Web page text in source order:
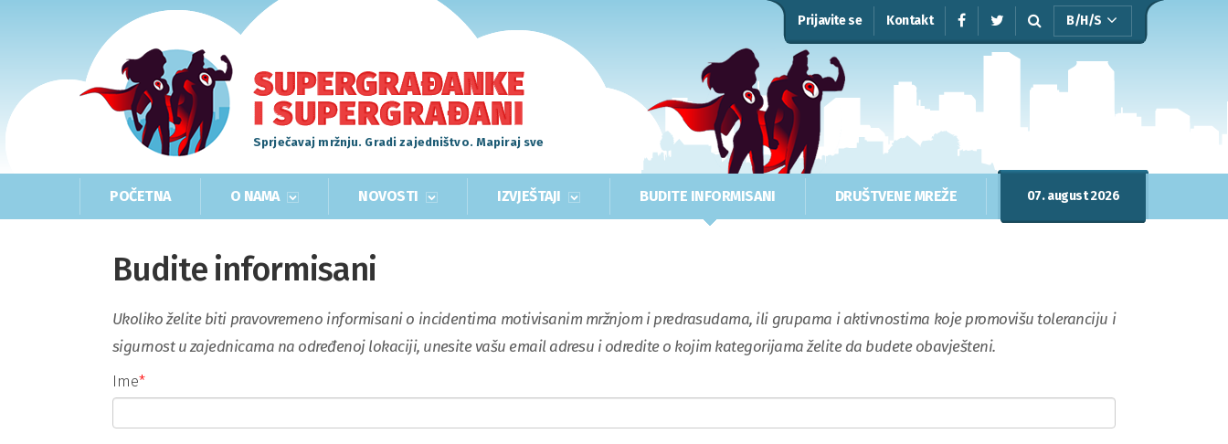
Prijavite se Kontakt B/H/S
Sprječavaj mržnju. Gradi zajedništvo. Mapiraj sve
POČETNA O NAMA NOVOSTI IZVJEŠTAJI BUDITE INFORMISANI DRUŠTVENE MREŽE 07. august 2026
Budite informisani
Ukoliko želite biti pravovremeno informisani o incidentima motivisanim mržnjom i predrasudama, ili grupama i aktivnostima koje promovišu toleranciju i
sigurnost u zajednicama na određenoj lokaciji, unesite vašu email adresu i odredite o kojim kategorijama želite da budete obavješteni.
Ime*